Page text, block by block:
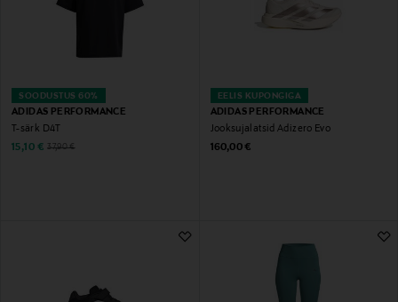
SOODUSTUS 60%
ADIDAS PERFORMANCE
T-särk D4T
Discounted Price
15,10 € Original Price
37,90 €
EELIS KUPONGIGA
ADIDAS PERFORMANCE
Jooksujalatsid Adizero Evo
Original Price
160,00 €